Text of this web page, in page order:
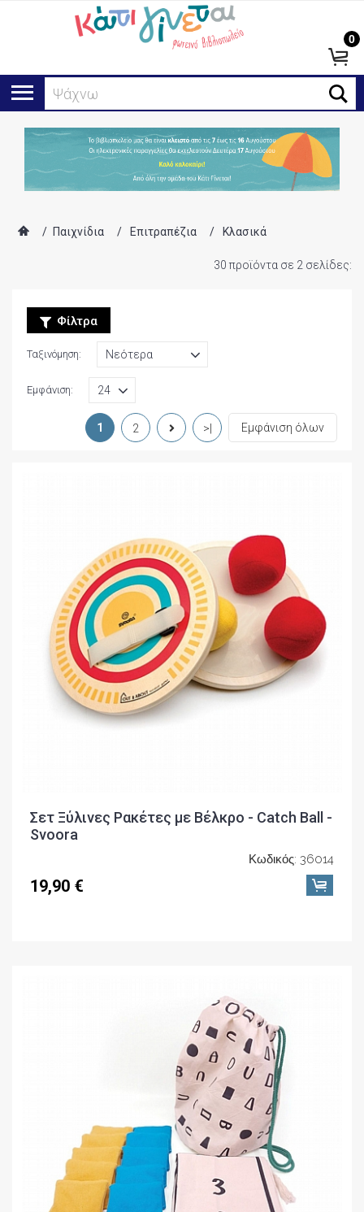
Ψάχνω για...
0
/ Παιχνίδια / Επιτραπέζια / Κλασικά
30 προϊόντα σε 2 σελίδες:
Φίλτρα
Ταξινόμηση:
Εμφάνιση:
1 2 >| Εμφάνιση όλων
Σετ Ξύλινες Ρακέτες με Βέλκρο - Catch Ball -
Svoora
Κωδικός: 36014
19,90 €